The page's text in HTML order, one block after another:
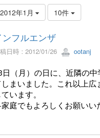
2012年1月 10件
ンフルエンザ
日時 : 2012/01/26 ootanj
日（月）の日に、近隣の
まいました。これ以上
います。
庭でもよろしくお願いい